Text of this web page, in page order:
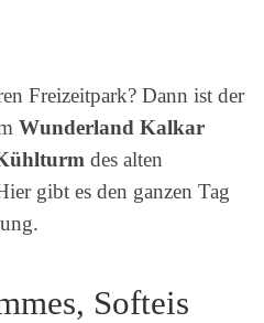
Freizeitpark? Dann ist der
Wunderland Kalkar
des alten
gibt es den ganzen Tag
Softeis